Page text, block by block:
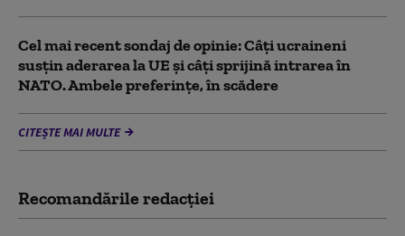
Cel mai recent sondaj de opinie: Câți ucraineni
susțin aderarea la UE și câți sprijină intrarea în
NATO. Ambele preferințe, în scădere
CITEȘTE MAI MULTE
Recomandările redacţiei